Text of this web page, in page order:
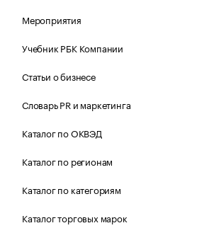
Мероприятия
Учебник РБК Компании
Статьи о бизнесе
Словарь PR и маркетинга
Каталог по ОКВЭД
Каталог по регионам
Каталог по категориям
Каталог торговых марок